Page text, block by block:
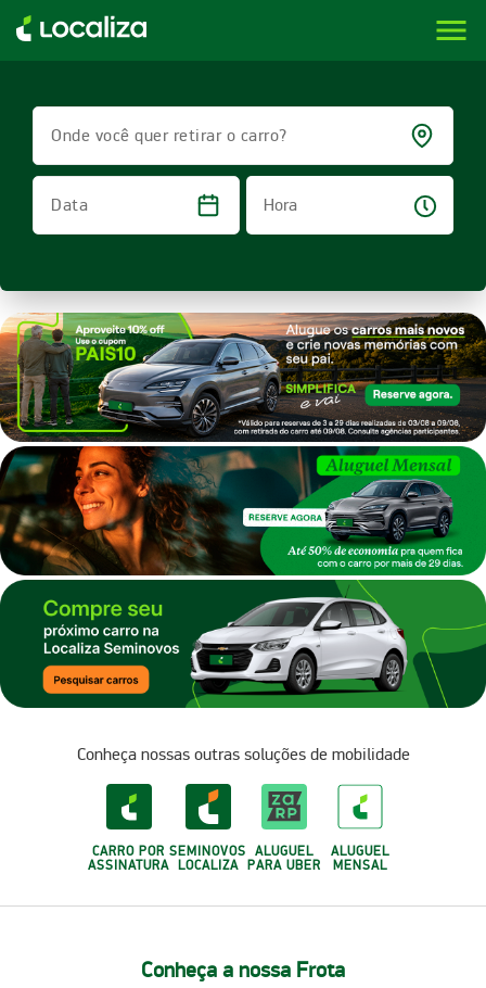
LOCALIZA ALUGUEL DE CARROS | LOCALIZA menu
Onde você quer retirar o carro?
Data
Hora
Conheça nossas outras soluções de mobilidade
CARRO POR
ASSINATURA
SEMINOVOS
LOCALIZA
ALUGUEL
PARA UBER
ALUGUEL
MENSAL
Conheça a nossa Frota